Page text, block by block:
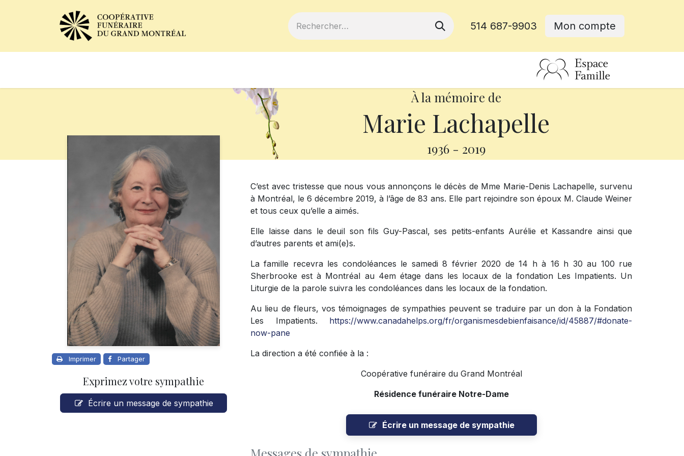
514 687-9903 Mon compte
À la mémoire de
Marie Lachapelle
1936 - 2019
Imprimer Partager
Exprimez votre sympathie
Écrire un message de sympathie
C’est avec tristesse que nous vous annonçons le décès de Mme Marie-Denis Lachapelle, survenu
à Montréal, le 6 décembre 2019, à l’âge de 83 ans. Elle part rejoindre son époux M. Claude Weiner
et tous ceux qu’elle a aimés.
Elle laisse dans le deuil son fils Guy-Pascal, ses petits-enfants Aurélie et Kassandre ainsi que
d’autres parents et ami(e)s.
La famille recevra les condoléances le samedi 8 février 2020 de 14 h à 16 h 30 au 100 rue
Sherbrooke est à Montréal au 4em étage dans les locaux de la fondation Les Impatients. Un
Liturgie de la parole suivra les condoléances dans les locaux de la fondation.
Au lieu de fleurs, vos témoignages de sympathies peuvent se traduire par un don à la Fondation
Les Impatients. https://www.canadahelps.org/fr/organismesdebienfaisance/id/45887/#donate-
now-pane
La direction a été confiée à la :
Coopérative funéraire du Grand Montréal
Résidence funéraire Notre-Dame
Écrire un message de sympathie